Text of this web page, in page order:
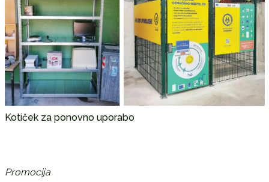
Kotiček za ponovno uporabo
Promocija